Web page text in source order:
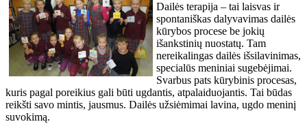
Dailės terapija – tai laisvas ir
spontaniškas dalyvavimas dailės
kūrybos procese be jokių
išankstinių nuostatų. Tam
nereikalingas dailės išsilavinimas,
specialūs meniniai sugebėjimai.
Svarbus pats kūrybinis procesas,
kuris pagal poreikius gali būti ugdantis, atpalaiduojantis. Tai būdas
reikšti savo mintis, jausmus. Dailės užsiėmimai lavina, ugdo meninį
suvokimą.